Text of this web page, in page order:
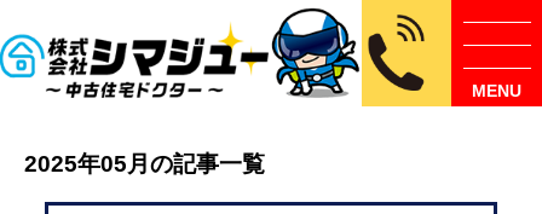
MENU
2025年05月の記事一覧